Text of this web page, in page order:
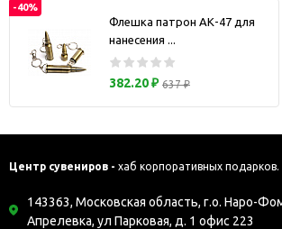
-40%
Флешка патрон АК-47 для
нанесения ...
382.20 ₽ 637 ₽
Центр сувениров - хаб корпоративных подарков.
143363, Московская область, г.о. Наро-
Апрелевка, ул Парковая, д. 1 офис 223